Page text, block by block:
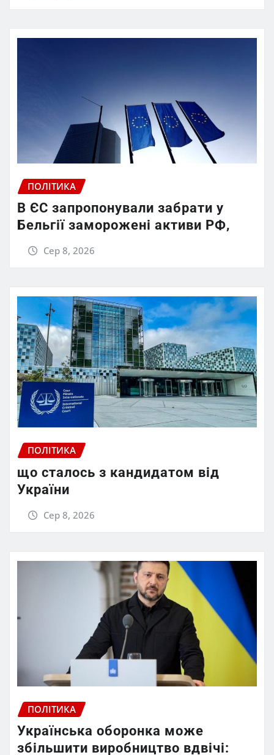
ПОЛІТИКА
В ЄС запропонували забрати у
Бельгії заморожені активи РФ,
Сер 8, 2026
ПОЛІТИКА
що сталось з кандидатом від
України
Сер 8, 2026
ПОЛІТИКА
Українська оборонка може
збільшити виробництво вдвічі: